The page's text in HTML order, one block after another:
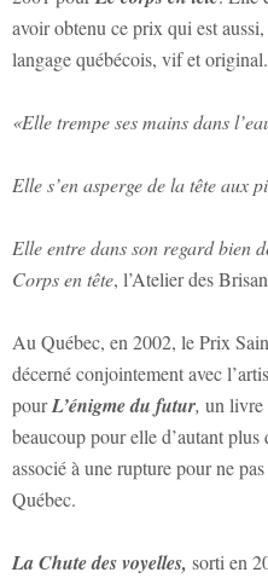
avoir obtenu ce prix qui est
langage québécois, vif et original.
«Elle trempe ses mains dans
Elle s’en asperge de la tête aux
Elle entre dans son regard bien
Corps en tête, l’Atelier des
Au Québec, en 2002, le Prix
décerné conjointement avec
pourL’énigme du futur, un livre
beaucoup pour elle d’autant
associé à une rupture pour ne
Québec.
La Chute des voyelles, sorti en